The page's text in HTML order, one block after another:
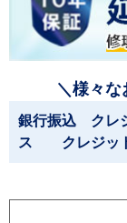
＼様々
銀行振込 クレ
ス クレジッ